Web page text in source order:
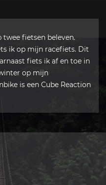
fietsen beleven.
ik op mijn racefiets. Dit
fiets ik af en toe in
op mijn
is een Cube Reaction